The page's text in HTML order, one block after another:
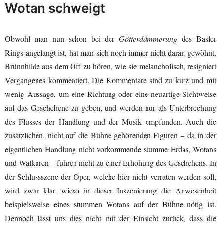
Wotan schweigt
Obwohl man nun schon bei derGötterdämmerung des Basler
Rings angelangt ist, hat man sich noch immer nicht daran gewöhnt,
Brünnhilde aus dem Off zu hören, wie sie melancholisch, resigniert
Vergangenes kommentiert. Die Kommentare sind zu kurz und mit
wenig Aussage, um eine Richtung oder eine neuartige Sichtweise
auf das Geschehene zu geben, und werden nur als Unterbrechung
des Flusses der Handlung und der Musik empfunden. Auch die
zusätzlichen, nicht auf die Bühne gehörenden Figuren – da in der
eigentlichen Handlung nicht vorkommende stumme Erdas, Wotans
und Walküren – führen nicht zu einer Erhöhung des Geschehens. In
der Schlussszene der Oper, welche hier nicht verraten werden soll,
wird zwar klar, wieso in dieser Inszenierung die Anwesenheit
beispielsweise eines stummen Wotans auf der Bühne nötig ist.
Dennoch lässt uns dies nicht mit der Einsicht zurück, dass die